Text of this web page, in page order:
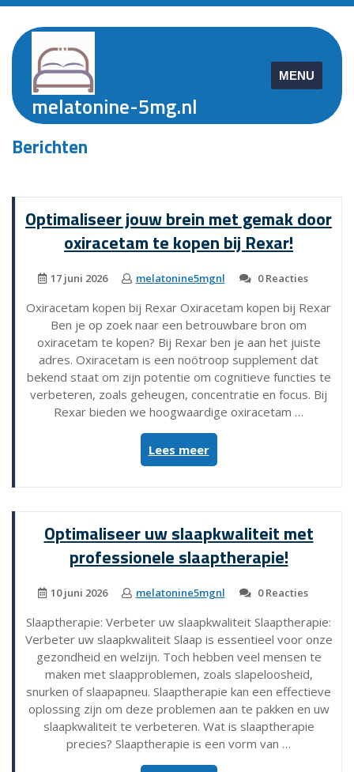
Skip
content
melatonine-5mg.nl
MENU
Berichten
Optimaliseer jouw brein met gemak door
oxiracetam te kopen bij Rexar!
17 juni 2026 melatonine5mgnl 0 Reacties
Oxiracetam kopen bij Rexar Oxiracetam kopen bij Rexar
Ben je op zoek naar een betrouwbare bron om
oxiracetam te kopen? Bij Rexar ben je aan het juiste
adres. Oxiracetam is een noötroop supplement dat
bekend staat om zijn potentie om cognitieve functies te
verbeteren, zoals geheugen, concentratie en focus. Bij
Rexar bieden we hoogwaardige oxiracetam …
Lees meer“Optimaliseer
jouw
brein
door
oxiracetam
te
kopen
Rexar!”
Optimaliseer uw slaapkwaliteit met
professionele slaaptherapie!
10 juni 2026 melatonine5mgnl 0 Reacties
Slaaptherapie: Verbeter uw slaapkwaliteit Slaaptherapie:
Verbeter uw slaapkwaliteit Slaap is essentieel voor onze
gezondheid en welzijn. Toch hebben veel mensen te
maken met slaapproblemen, zoals slapeloosheid,
snurken of slaapapneu. Slaaptherapie kan een effectieve
oplossing zijn om deze problemen aan te pakken en uw
slaapkwaliteit te verbeteren. Wat is slaaptherapie
precies? Slaaptherapie is een vorm van …